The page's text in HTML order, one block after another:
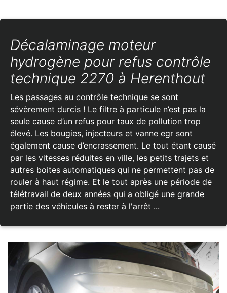
Décalaminage moteur
hydrogène pour refus contrôle
technique 2270 à Herenthout
Les passages au contrôle technique se sont
sévèrement durcis ! Le filtre à particule n’est pas la
seule cause d’un refus pour taux de pollution trop
élevé. Les bougies, injecteurs et vanne egr sont
également cause d’encrassement. Le tout étant causé
par les vitesses réduites en ville, les petits trajets et
autres boites automatiques qui ne permettent pas de
rouler à haut régime. Et le tout après une période de
télétravail de deux années qui a obligé une grande
partie des véhicules à rester à l'arrêt ...